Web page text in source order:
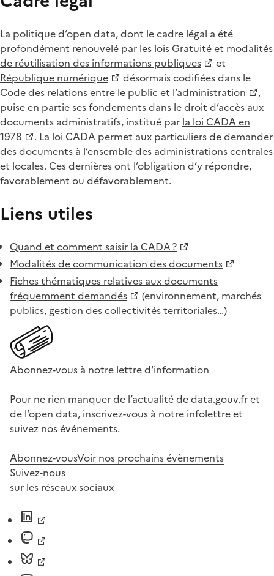
La politique d’open data, dont le cadre légal a été
profondément renouvelé par les loisGratuité et modalités
de réutilisation des informations publiques
et
République numérique
désormais codifiées dans le
Code des relations entre le public et l’administration
,
puise en partie ses fondements dans le droit d’accès aux
documents administratifs, institué par la loi CADA en
1978
. La loi CADA permet aux particuliers de demander
des documents à l’ensemble des administrations centrales
et locales. Ces dernières ont l’obligation d’y répondre,
favorablement ou défavorablement.
Liens utiles
Quand et comment saisir la CADA ?
Modalités de communication des documents
Fiches thématiques relatives aux documents
fréquemment demandés
(environnement, marchés
publics, gestion des collectivités territoriales…)
Abonnez-vous à notre lettre d'information
Pour ne rien manquer de l’actualité de data.gouv.fr et
de l’open data, inscrivez-vous à notre infolettre et
suivez nos événements.
Abonnez-vousVoir nos prochains évènements
Suivez-nous
sur les réseaux sociaux